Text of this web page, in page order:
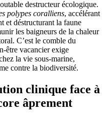
destructeur écologique.
polypes coralliens, accélérant
et déstructurant la faune
les baigneurs de la chaleur
C’est le comble du
être vacancier exige
la vie sous-marine,
contre la biodiversité.
clinique face à
âprement